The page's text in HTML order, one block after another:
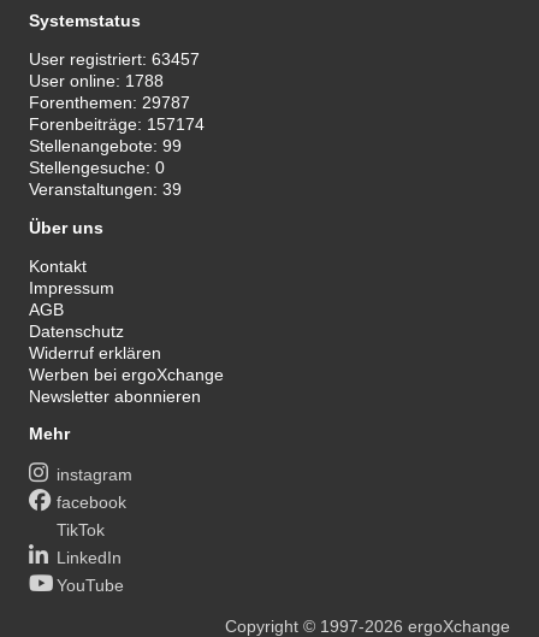
Systemstatus
User registriert:63457
User online: 1788
Forenthemen: 29787
Forenbeiträge: 157174
Stellenangebote:99
Stellengesuche:0
Veranstaltungen:39
Über uns
Kontakt
Impressum
AGB
Datenschutz
Widerruf erklären
Werben bei ergoXchange
Newsletter abonnieren
Mehr
instagram
facebook
TikTok
LinkedIn
YouTube
Copyright© 1997-2026 ergoXchange